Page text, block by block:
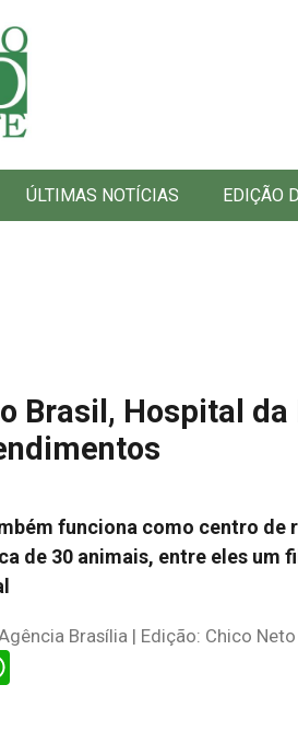
ÚLTIMAS NOTÍCIAS EDIÇÃO
Brasil, Hospital
funciona como centro
de 30 animais, entre eles um
Brasília | Edição: Chico Neto